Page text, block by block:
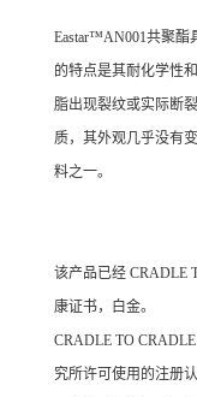
Eastar™AN001共聚酯
的特点是其耐化学性
脂出现裂纹或实际断
质，其外观几乎没有
料之一。
该产品已经 CRADLE
康证书，白金。
CRADLE TO
究所许可使用的注册